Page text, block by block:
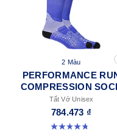
2 Màu
PERFORMANCE
COMPRESSION
Tất Vớ Unisex
784.473 ₫
4.8 trong số 5 sao. 28 đánh giá